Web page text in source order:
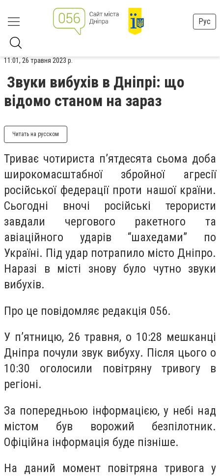
Рус
11:01, 26 травня 2023 р.
Звуки вибухів в Дніпрі: що
відомо станом на зараз
Читать на русском
Триває чотириста п’ятдесята сьома доба
широкомасштабної збройної агресії
російської федерації проти нашої країни.
Сьогодні вночі російські терористи
завдали чергового ракетного та
авіаційного ударів “шахедами” по
Україні. Під удар потрапило місто Дніпро.
Наразі в місті знову було чутно звуки
вибухів.
Про це повідомляє редакція 056.
У п’ятницю, 26 травня, о 10:28 мешканці
Дніпра почули звук вибуху. Після цього о
10:30 оголосили повітряну тривогу в
регіоні.
За попередньою інформацією, у небі над
містом був ворожий безпілотник.
Офіційна інформація буде пізніше.
На даний момент повітряна тривога у